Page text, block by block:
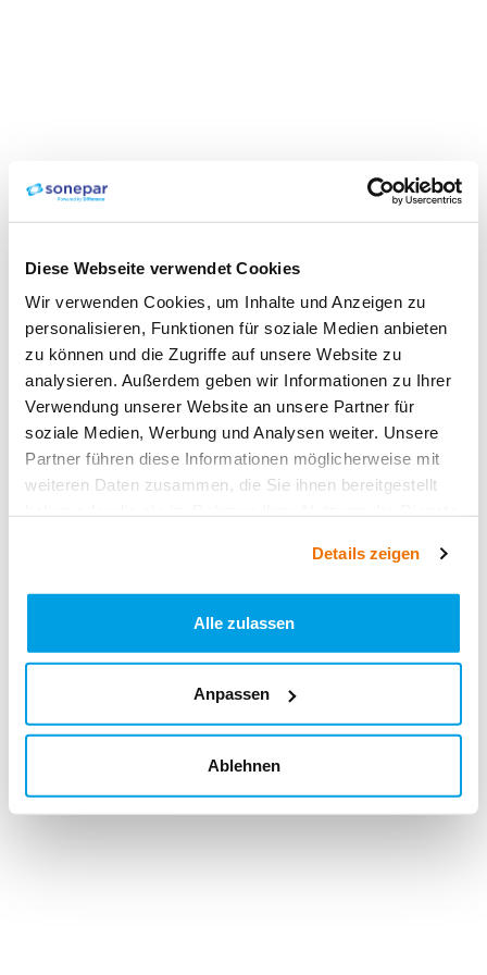
Diese Webseite verwendet Cookies
Wir verwenden Cookies, um Inhalte und Anzeigen zu
personalisieren, Funktionen für soziale Medien anbieten
zu können und die Zugriffe auf unsere Website zu
analysieren. Außerdem geben wir Informationen zu Ihrer
Verwendung unserer Website an unsere Partner für
soziale Medien, Werbung und Analysen weiter. Unsere
Partner führen diese Informationen möglicherweise mit
weiteren Daten zusammen, die Sie ihnen bereitgestellt
Details zeigen
Alle zulassen
Anpassen
Ablehnen